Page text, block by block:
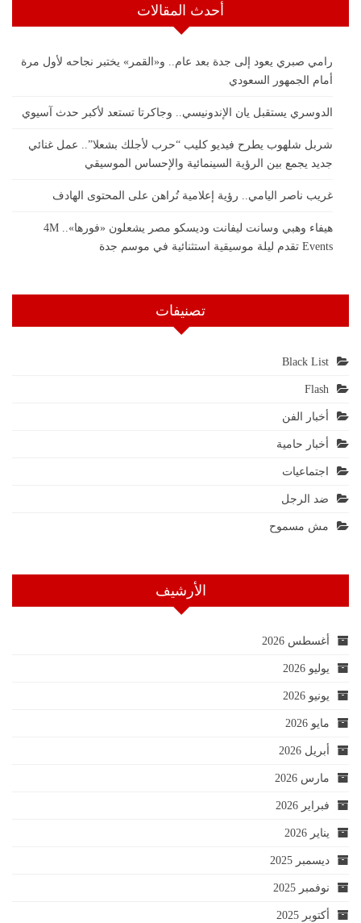
أحدث المقالات
رامي صبري يعود إلى جدة بعد عام.. و«القمر» يختبر نجاحه لأول مرة
أمام الجمهور السعودي
الدوسري يستقبل يان الإندونيسي.. وجاكرتا تستعد لأكبر حدث آسيوي
شربل شلهوب يطرح فيديو كليب “حرب لأجلك بشعلا”.. عمل غنائي
جديد يجمع بين الرؤية السينمائية والإحساس الموسيقي
غريب ناصر اليامي.. رؤية إعلامية تُراهن على المحتوى الهادف
هيفاء وهبي وسانت ليفانت وديسكو مصر يشعلون «فورها».. 4M
Events تقدم ليلة موسيقية استثنائية في موسم جدة
تصنيفات
Black List
Flash
أخبار الفن
أخبار حامية
اجتماعيات
ضد الرجل
مش مسموح
الأرشيف
أغسطس 2026
يوليو 2026
يونيو 2026
مايو 2026
أبريل 2026
مارس 2026
فبراير 2026
يناير 2026
ديسمبر 2025
نوفمبر 2025
أكتوبر 2025